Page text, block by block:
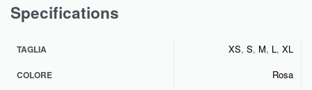
Specifications
TAGLIA XS, S, M, L, XL
COLORE Rosa